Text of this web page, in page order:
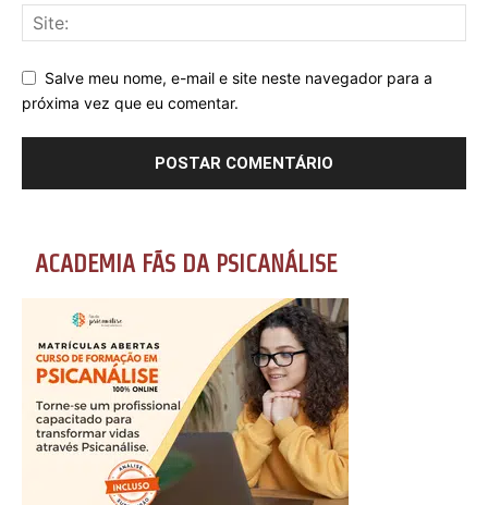
Salve meu nome, e-mail e site neste navegador para a
próxima vez que eu comentar.
ACADEMIA FÃS DA PSICANÁLISE